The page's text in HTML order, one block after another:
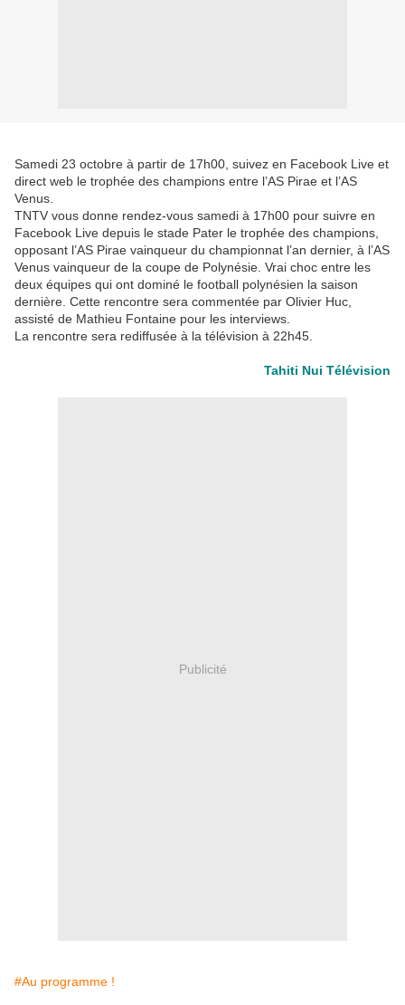
Samedi 23 octobre à partir de 17h00, suivez en Facebook Live et
direct web le trophée des champions entre l’AS Pirae et l’AS
Venus.
TNTV vous donne rendez-vous samedi à 17h00 pour suivre en
Facebook Live depuis le stade Pater le trophée des champions,
opposant l’AS Pirae vainqueur du championnat l’an dernier, à l’AS
Venus vainqueur de la coupe de Polynésie. Vrai choc entre les
deux équipes qui ont dominé le football polynésien la saison
dernière. Cette rencontre sera commentée par Olivier Huc,
assisté de Mathieu Fontaine pour les interviews.
La rencontre sera rediffusée à la télévision à 22h45.
Tahiti Nui Télévision
Publicité
#Au programme !